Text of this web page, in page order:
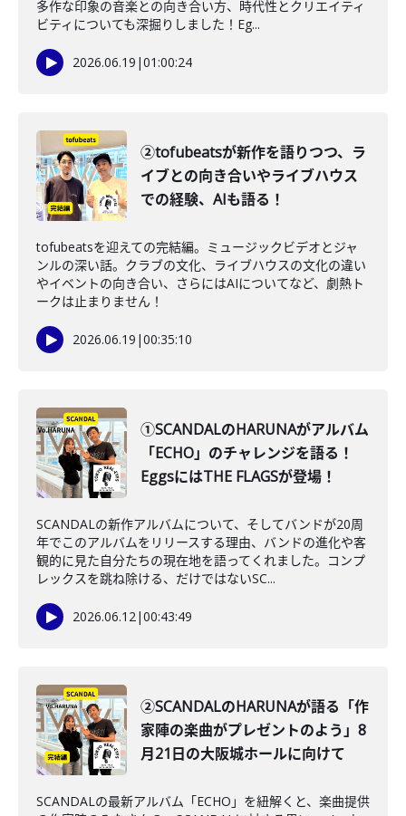
多作な印象の音楽との向き合い方、時代性とクリエイティ
ビティについても深掘りしました！Eg...
2026.06.19 |01:00:24
②tofubeatsが新作を語りつつ、ラ
イブとの向き合いやライブハウス
での経験、AIも語る！
tofubeatsを迎えての完結編。ミュージックビデオとジャ
ンルの深い話。クラブの文化、ライブハウスの文化の違い
やイベントの向き合い、さらにはAIについてなど、劇熱ト
ークは止まりません！
2026.06.19 |00:35:10
①SCANDALのHARUNAがアルバム
「ECHO」のチャレンジを語る！
EggsにはTHE FLAGSが登場！
SCANDALの新作アルバムについて、そしてバンドが20周
年でこのアルバムをリリースする理由、バンドの進化や客
観的に見た自分たちの現在地を語ってくれました。コンプ
レックスを跳ね除ける、だけではないSC...
2026.06.12|00:43:49
②SCANDALのHARUNAが語る「作
家陣の楽曲がプレゼントのよう」8
月21日の大阪城ホールに向けて
SCANDALの最新アルバム「ECHO」を紐解くと、楽曲提供